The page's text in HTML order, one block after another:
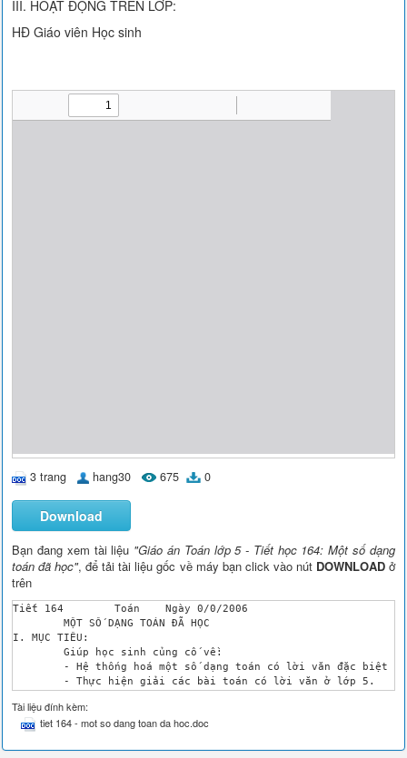
III. HOẠT ĐỘNG TRÊN LỚP:
HĐ Giáo viên Học sinh
3 trang hang30 675 0
Download
Bạn đang xem tài liệu "Giáo án Toán lớp 5 - Tiết học 164: Một số dạng
toán đã học", để tải tài liệu gốc về máy bạn click vào nút DOWNLOADở
trên
Tiết 164	Toán	Ngày 0/0/2006
	MỘT SỐ DẠNG TOÁN ĐÃ HỌC
I. MỤC TIÊU:
	Giúp học sinh củng cố về:
II. CHUẨN BỊ ĐỒ DÙNG DẠY HỌC:
	Bảng , SGK, phấn
III. HOẠT ĐỘNG TRÊN LỚP:
Giáo viên
Tài liệu đính kèm:
tiet 164 - mot so dang toan da hoc.doc